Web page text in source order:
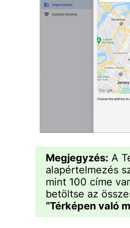
Megjegyzés: A
alapértelmezés
mint 100 címe
betöltse az
“Térképen való